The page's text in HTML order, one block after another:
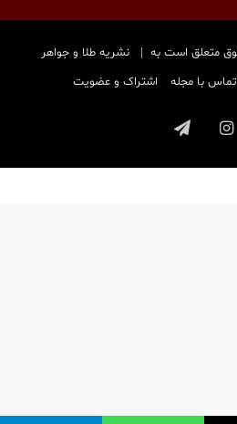
نشریه طلا و جواهر
تماس با مجله اشتراک و عضویت
اینستاگرامتلگرام